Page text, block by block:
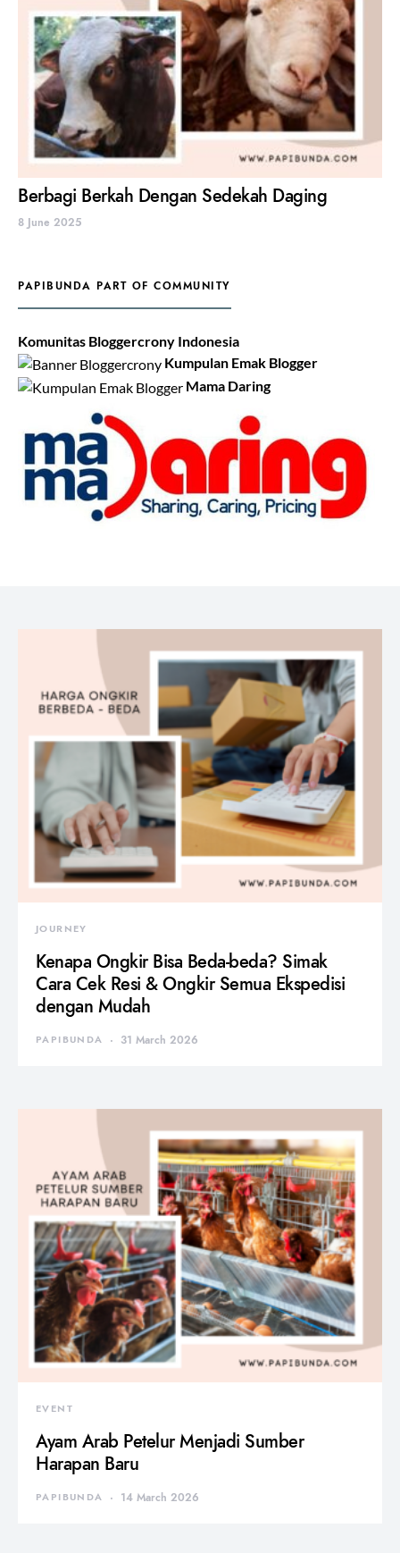
Berbagi Berkah Dengan Sedekah Daging
8 June 2025
PAPIBUNDA PART OF COMMUNITY
Komunitas Bloggercrony Indonesia
Kumpulan Emak Blogger
Mama Daring
JOURNEY
Kenapa Ongkir Bisa Beda-beda? Simak
Cara Cek Resi & Ongkir Semua Ekspedisi
dengan Mudah
PAPIBUNDA 31 March 2026
EVENT
Ayam Arab Petelur Menjadi Sumber
Harapan Baru
PAPIBUNDA 14 March 2026